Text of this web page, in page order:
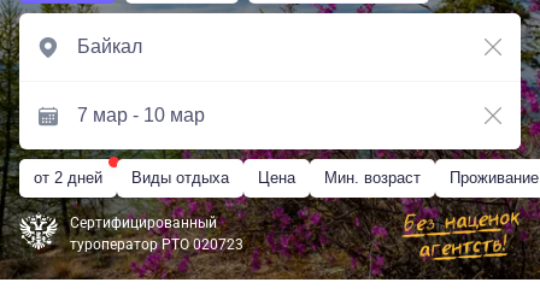
от 2 дней Виды отдыха Цена Мин. возраст Проживание
Сертифицированный
туроператор РТО 020723